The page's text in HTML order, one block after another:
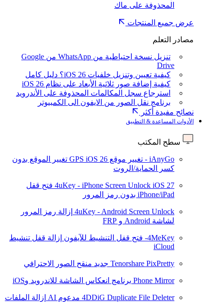
المحذوفة على ماك
عرض جميع المنتجات
مصادر التعلم
تنزيل نسخة احتياطية من WhatsApp من Google
Drive
كيفية تعيين وتنزيل خلفيات iOS 26؟ دليل كامل
كيفية إضافة صور ثلاثية الأبعاد على نظام iOS 26
استرجاع سجل المكالمات المحذوفة على الأندرويد
برنامج نقل الصور من الايفون الى الكمبيوتر
نصائح مفيدة أكثر
الأدوات المساعدة & التطبيق
سطح المكتب
iAnyGo - تغيير موقع GPS iOS 26
تغيير الموقع بدون
كسر الحماية/الروت
4uKey - iPhone Screen Unlock iOS 27
فتح قفل
iPhone/iPad بدون رمز المرور
4uKey - Android Screen Unlock إزالة رمز المرور
لشاشة Android و FRP
4MeKey- فتح قفل التنشيط للآيفون
إزالة قفل تنشيط
iCloud
Tenorshare PixPretty جديد منقح الصور الاحترافي
Phone Mirror برنامج انعكاس الشاشة للاندرويد وiOS
4DDiG Duplicate File Deleter مدعوم AI
إزالة الملفات